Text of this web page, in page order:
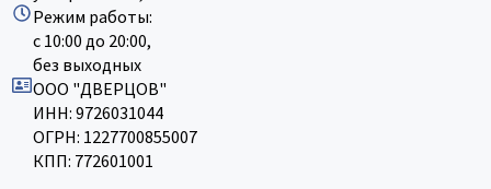
Режим работы:
с 10:00 до 20:00,
без выходных
ООО "ДВЕРЦОВ"
ИНН: 9726031044
ОГРН: 1227700855007
КПП: 772601001